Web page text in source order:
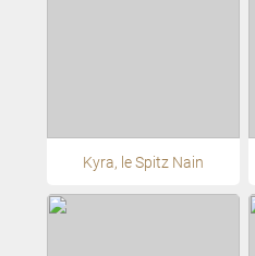
Kyra, le Spitz Nain